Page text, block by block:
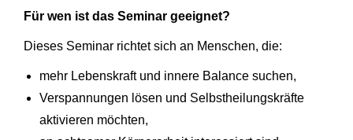
Für wen ist das Seminar geeignet?
Dieses Seminar richtet sich an Menschen, die:
mehr Lebenskraft und innere Balance suchen,
Verspannungen lösen und Selbstheilungskräfte
aktivieren möchten,